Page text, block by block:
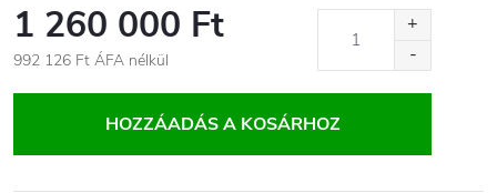
1 260 000 Ft
992 126 Ft ÁFA nélkül
HOZZÁADÁS A KOSÁRHOZ